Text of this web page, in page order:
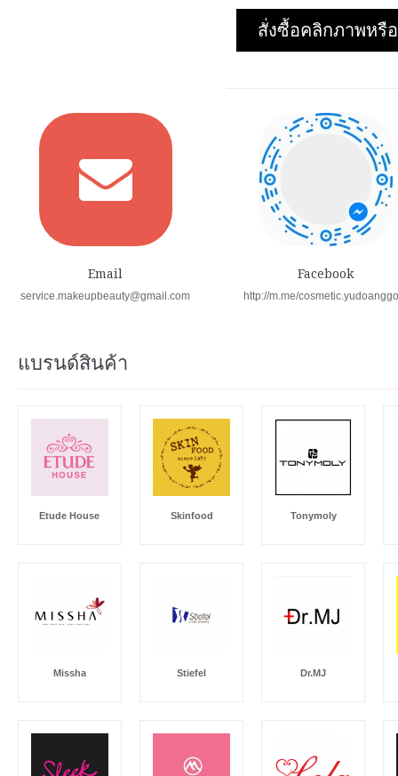
สั่งซื้อคลิกภาพหรื
Email
service.makeupbeauty@gmail.com
Facebook
http://m.me/
แบรนด์สินค้า
Etude House Skinfood Tonymoly
Missha Stiefel Dr.MJ